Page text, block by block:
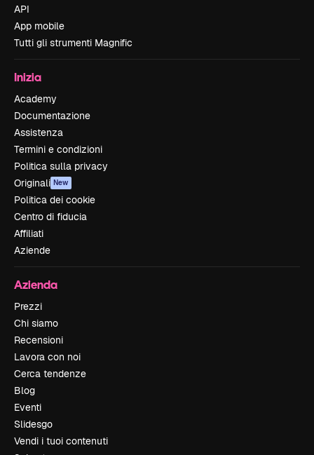
API
App mobile
Tutti gli strumenti Magnific
Inizia
Academy
Documentazione
Assistenza
Termini e condizioni
Politica sulla privacy
Originali New
Politica dei cookie
Centro di fiducia
Affiliati
Aziende
Azienda
Prezzi
Chi siamo
Recensioni
Lavora con noi
Cerca tendenze
Blog
Eventi
Slidesgo
Vendi i tuoi contenuti